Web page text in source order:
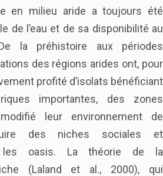
en milieu aride a toujours été
de l’eau et de sa disponibilité au
la préhistoire aux périodes
des régions arides ont, pour
profité d’isolats bénéficiant
importantes, des zones
leur environnement de
des niches sociales et
les oasis. La théorie de la
(Laland et al., 2000), qui